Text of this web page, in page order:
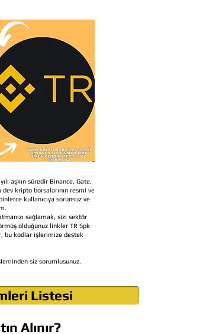
aşkın süredir Binance, Gate,
dev kripto borsalarının resmi ve
kullanıcıya sorunsuz ve
sağlamak, sizi sektör
olduğunuz linkler TR Spk
bu kodlar işlerimize destek
siz sorumlusunuz.
Listesi
Alınır?